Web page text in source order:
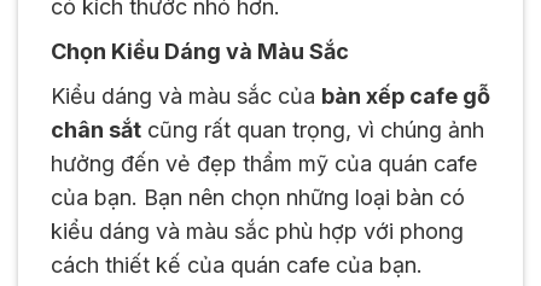
có kích thước nhỏ hơn.
Chọn Kiểu Dáng và Màu Sắc
Kiểu dáng và màu sắc của bàn xếp cafe gỗ
chân sắt cũng rất quan trọng, vì chúng ảnh
hưởng đến vẻ đẹp thẩm mỹ của quán cafe
của bạn. Bạn nên chọn những loại bàn có
kiểu dáng và màu sắc phù hợp với phong
cách thiết kế của quán cafe của bạn.